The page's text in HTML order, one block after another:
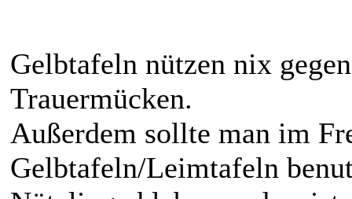
Gelbtafeln nützen nix
Trauermücken.
Außerdem sollte man im
Gelbtafeln/Leimtafeln